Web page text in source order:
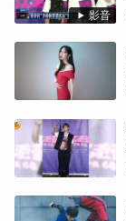
影音